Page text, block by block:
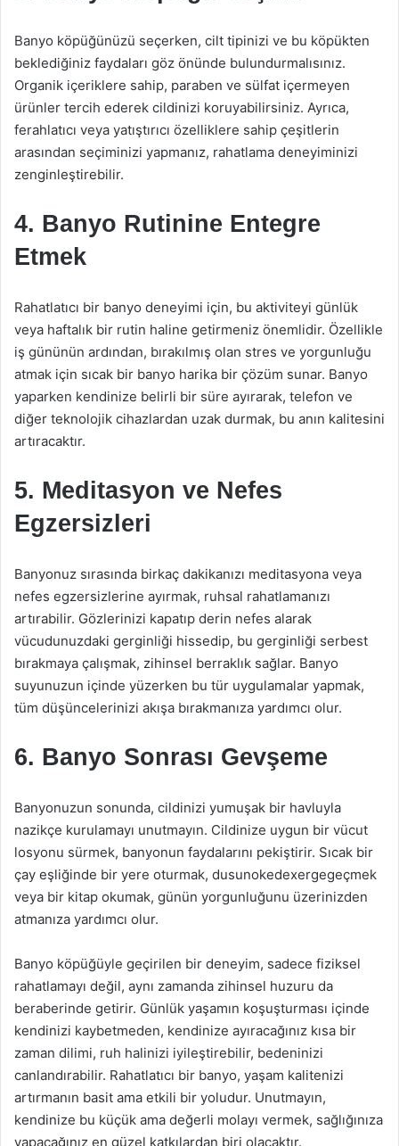
Banyo köpüğünüzü seçerken, cilt tipinizi ve bu köpükten
beklediğiniz faydaları göz önünde bulundurmalısınız.
Organik içeriklere sahip, paraben ve sülfat içermeyen
ürünler tercih ederek cildinizi koruyabilirsiniz. Ayrıca,
ferahlatıcı veya yatıştırıcı özelliklere sahip çeşitlerin
arasından seçiminizi yapmanız, rahatlama deneyiminizi
zenginleştirebilir.
4. Banyo Rutinine Entegre
Etmek
Rahatlatıcı bir banyo deneyimi için, bu aktiviteyi günlük
veya haftalık bir rutin haline getirmeniz önemlidir. Özellikle
iş gününün ardından, bırakılmış olan stres ve yorgunluğu
atmak için sıcak bir banyo harika bir çözüm sunar. Banyo
yaparken kendinize belirli bir süre ayırarak, telefon ve
diğer teknolojik cihazlardan uzak durmak, bu anın kalitesini
artıracaktır.
5. Meditasyon ve Nefes
Egzersizleri
Banyonuz sırasında birkaç dakikanızı meditasyona veya
nefes egzersizlerine ayırmak, ruhsal rahatlamanızı
artırabilir. Gözlerinizi kapatıp derin nefes alarak
vücudunuzdaki gerginliği hissedip, bu gerginliği serbest
bırakmaya çalışmak, zihinsel berraklık sağlar. Banyo
suyunuzun içinde yüzerken bu tür uygulamalar yapmak,
tüm düşüncelerinizi akışa bırakmanıza yardımcı olur.
6. Banyo Sonrası Gevşeme
Banyonuzun sonunda, cildinizi yumuşak bir havluyla
nazikçe kurulamayı unutmayın. Cildinize uygun bir vücut
losyonu sürmek, banyonun faydalarını pekiştirir. Sıcak bir
çay eşliğinde bir yere oturmak, dusunokedexergegeçmek
veya bir kitap okumak, günün yorgunluğunu üzerinizden
atmanıza yardımcı olur.
Banyo köpüğüyle geçirilen bir deneyim, sadece fiziksel
rahatlamayı değil, aynı zamanda zihinsel huzuru da
beraberinde getirir. Günlük yaşamın koşuşturması içinde
kendinizi kaybetmeden, kendinize ayıracağınız kısa bir
zaman dilimi, ruh halinizi iyileştirebilir, bedeninizi
canlandırabilir. Rahatlatıcı bir banyo, yaşam kalitenizi
artırmanın basit ama etkili bir yoludur. Unutmayın,
kendinize bu küçük ama değerli molayı vermek, sağlığınıza
yapacağınız en güzel katkılardan biri olacaktır.